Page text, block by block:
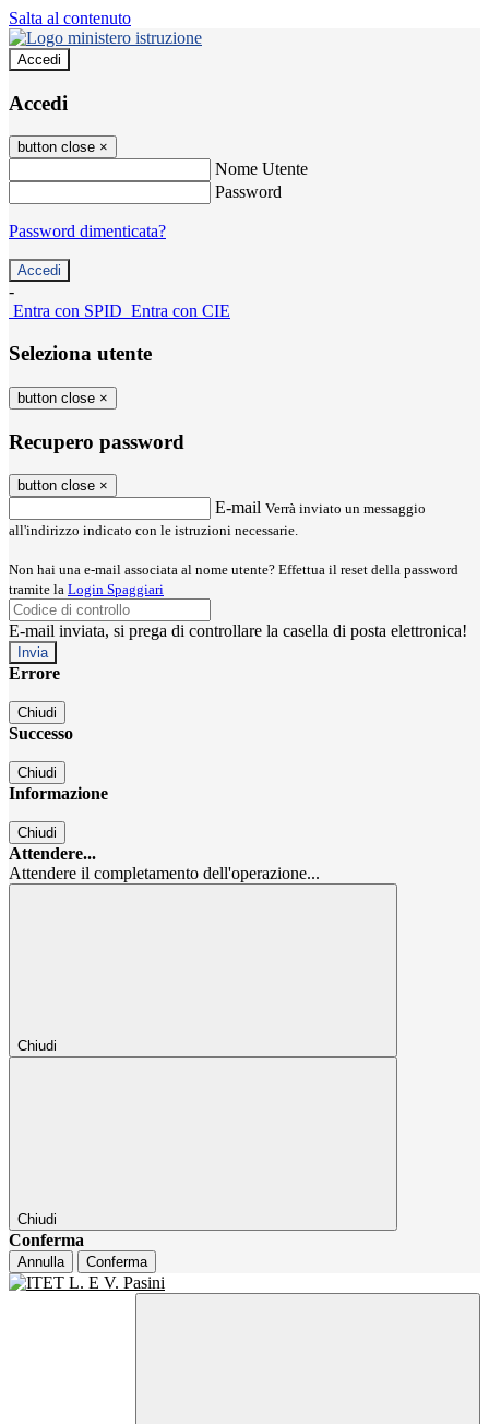
Salta al contenuto
Accedi
Accedi
button close ×
Nome Utente
Password
Password dimenticata?
-
Entra con SPID Entra con CIE
Seleziona utente
button close ×
Recupero password
button close ×
E-mail Verrà inviato un messaggio
all'indirizzo indicato con le istruzioni necessarie.
Non hai una e-mail associata al nome utente? Effettua il reset della password
tramite la Login Spaggiari
E-mail inviata, si prega di controllare la casella di posta elettronica!
Errore
Chiudi
Successo
Chiudi
Informazione
Chiudi
Attendere...
Attendere il completamento dell'operazione...
Chiudi
Chiudi
Conferma
Annulla Conferma